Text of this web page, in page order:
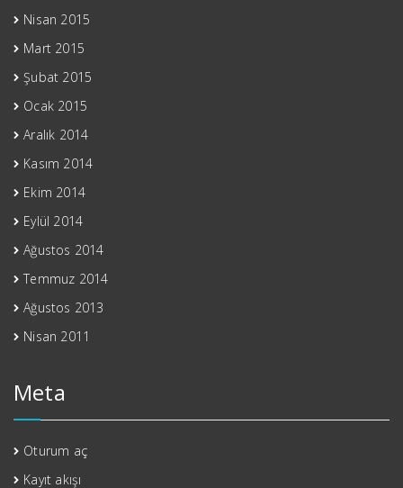
Nisan 2015
Mart 2015
Şubat 2015
Ocak 2015
Aralık 2014
Kasım 2014
Ekim 2014
Eylül 2014
Ağustos 2014
Temmuz 2014
Ağustos 2013
Nisan 2011
Meta
Oturum aç
Kayıt akışı